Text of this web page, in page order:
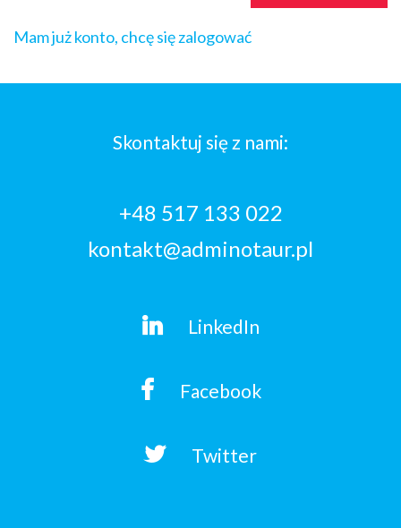
Mam już konto, chcę się zalogować
Skontaktuj się z nami:
+48 517 133 022
kontakt@adminotaur.pl
LinkedIn
Facebook
Twitter